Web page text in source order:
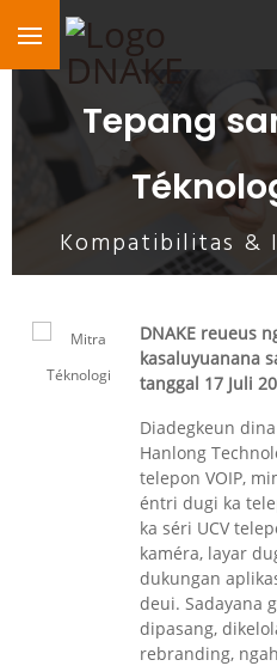
Tepang
Kompatibilitas &
DNAKE reueus
kasaluyuanana
tanggal 17 Juli
Diadegkeun
Hanlong
telepon VOIP,
éntri dugi ka
ka séri UCV
kaméra, layar
dukungan
deui. Sadayana
dipasang,
rebranding,